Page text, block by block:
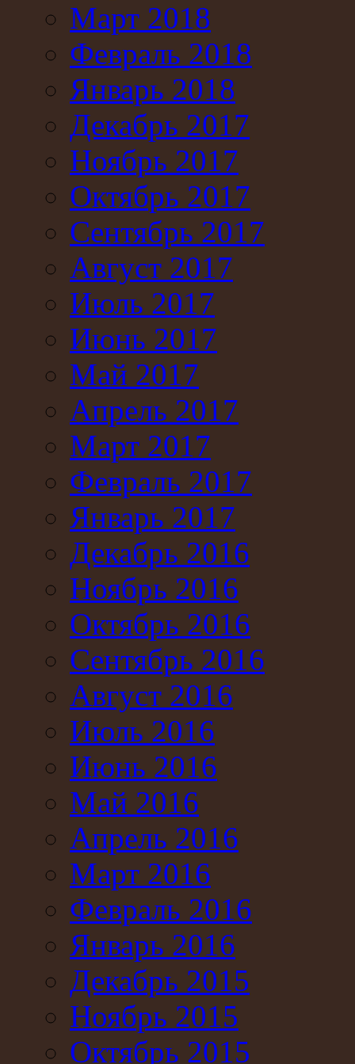
Март 2018
Февраль 2018
Январь 2018
Декабрь 2017
Ноябрь 2017
Октябрь 2017
Сентябрь 2017
Август 2017
Июль 2017
Июнь 2017
Май 2017
Апрель 2017
Март 2017
Февраль 2017
Январь 2017
Декабрь 2016
Ноябрь 2016
Октябрь 2016
Сентябрь 2016
Август 2016
Июль 2016
Июнь 2016
Май 2016
Апрель 2016
Март 2016
Февраль 2016
Январь 2016
Декабрь 2015
Ноябрь 2015
Октябрь 2015